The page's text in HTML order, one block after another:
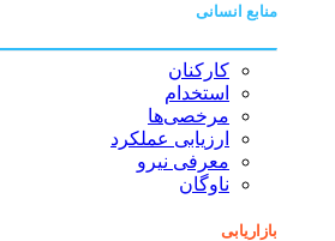
منابع انسانی
کارکنان
استخدام
مرخصی‌ها
ارزیابی عملکرد
معرفی نیرو
ناوگان
بازاریابی